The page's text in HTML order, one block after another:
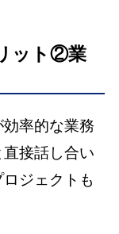
ット②業
率的な業務
接話し合い
ジェクトも